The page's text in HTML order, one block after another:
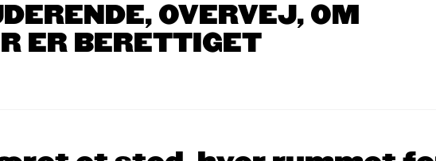
OVERVEJ, OM
ER BERETTIGET